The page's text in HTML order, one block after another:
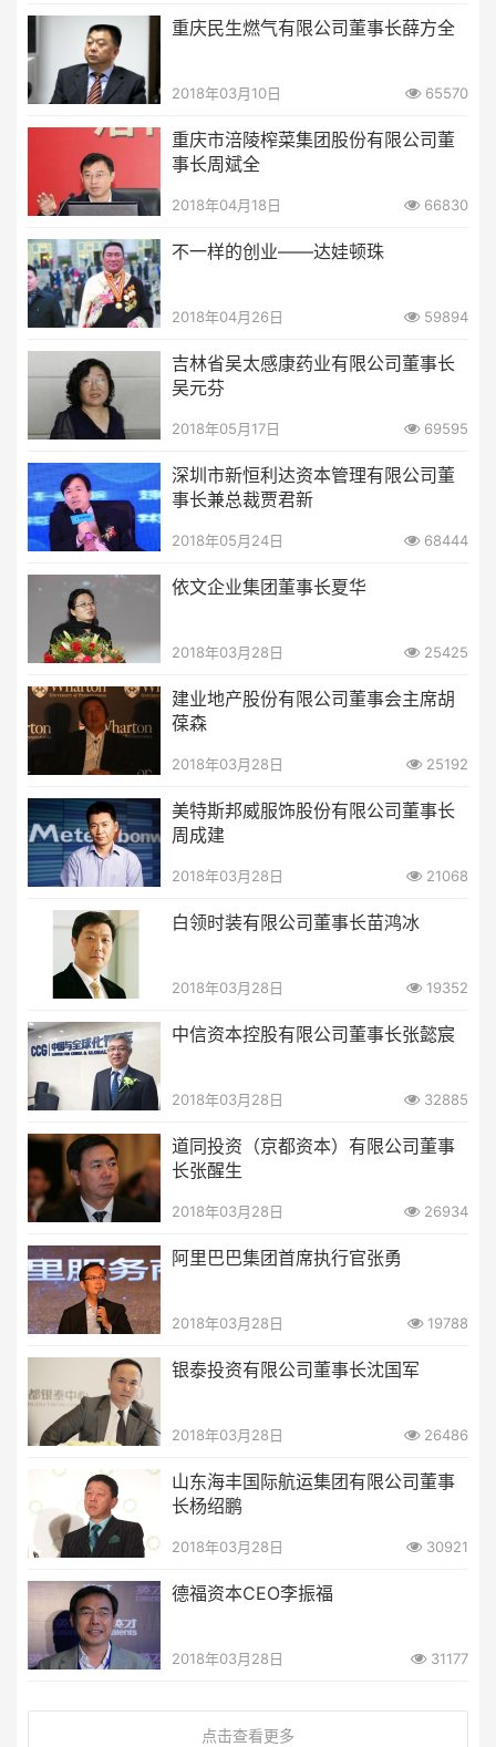
重庆民生燃气有限公司董事长薛方全
2018年03月10日 65570
重庆市涪陵榨菜集团股份有限公司董
事长周斌全
2018年04月18日 66830
不一样的创业——达娃顿珠
2018年04月26日 59894
吉林省吴太感康药业有限公司董事长
吴元芬
2018年05月17日 69595
深圳市新恒利达资本管理有限公司董
事长兼总裁贾君新
2018年05月24日 68444
依文企业集团董事长夏华
2018年03月28日 25425
建业地产股份有限公司董事会主席胡
葆森
2018年03月28日 25192
美特斯邦威服饰股份有限公司董事长
周成建
2018年03月28日 21068
白领时装有限公司董事长苗鸿冰
2018年03月28日 19352
中信资本控股有限公司董事长张懿宸
2018年03月28日 32885
道同投资（京都资本）有限公司董事
长张醒生
2018年03月28日 26934
阿里巴巴集团首席执行官张勇
2018年03月28日 19788
银泰投资有限公司董事长沈国军
2018年03月28日 26486
山东海丰国际航运集团有限公司董事
长杨绍鹏
2018年03月28日 30921
德福资本CEO李振福
2018年03月28日 31177
点击查看更多